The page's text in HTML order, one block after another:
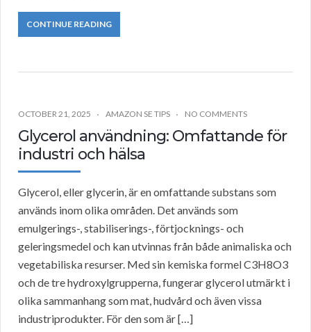
CONTINUE READING
OCTOBER 21, 2025 AMAZON SE TIPS NO COMMENTS
Glycerol användning: Omfattande för
industri och hälsa
Glycerol, eller glycerin, är en omfattande substans som
används inom olika områden. Det används som
emulgerings-, stabiliserings-, förtjocknings- och
geleringsmedel och kan utvinnas från både animaliska och
vegetabiliska resurser. Med sin kemiska formel C3H8O3
och de tre hydroxylgrupperna, fungerar glycerol utmärkt i
olika sammanhang som mat, hudvård och även vissa
industriprodukter. För den som är […]